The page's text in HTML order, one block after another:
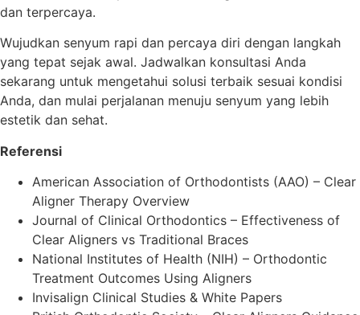
dan terpercaya.
Wujudkan senyum rapi dan percaya diri dengan langkah
yang tepat sejak awal. Jadwalkan konsultasi Anda
sekarang untuk mengetahui solusi terbaik sesuai kondisi
Anda, dan mulai perjalanan menuju senyum yang lebih
estetik dan sehat.
Referensi
American Association of Orthodontists (AAO) – Clear
Aligner Therapy Overview
Journal of Clinical Orthodontics – Effectiveness of
Clear Aligners vs Traditional Braces
National Institutes of Health (NIH) – Orthodontic
Treatment Outcomes Using Aligners
Invisalign Clinical Studies & White Papers